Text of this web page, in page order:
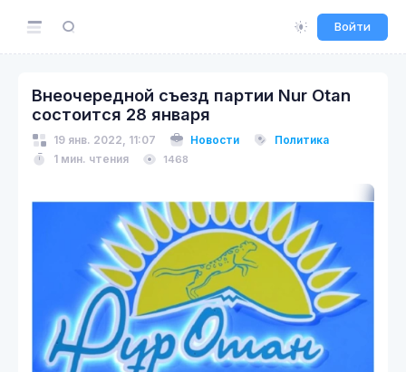
Войти
Внеочередной съезд партии Nur Otan
состоится 28 января
19 янв. 2022, 11:07 Новости
Политика
1 мин. чтения
1468